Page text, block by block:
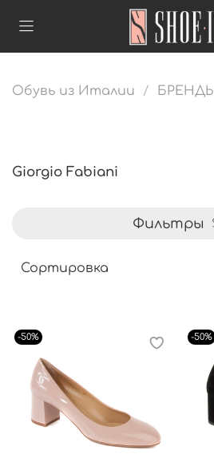
Обувь из Италии БРЕНДЫ
Giorgio Fabiani
Фильтры
-50% -50%